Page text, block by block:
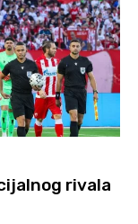
rivala